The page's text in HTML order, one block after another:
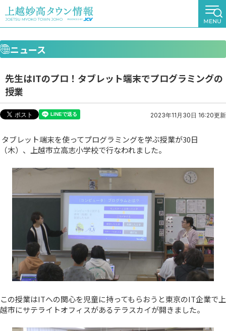
ニュース
先生はITのプロ！タブレット端末でプログラミングの
授業
2023年11月30日 16:20更新
タブレット端末を使ってプログラミングを学ぶ授業が30日
（木）、上越市立高志小学校で行なわれました。
この授業はITへの関心を児童に持ってもらおうと東京のIT企業で上
越市にサテライトオフィスがあるテラスカイが開きました。